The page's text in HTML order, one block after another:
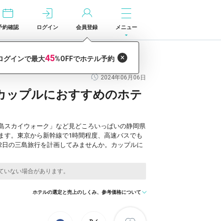
約確認 ログイン 会員登録 メニュー
2024年06月06日
ップルにおすすめのホテ
カイウォーク」など見どころいっぱいの静岡県
。東京から新幹線で1時間程度、高速バスでも
の三島旅行を計画してみませんか。カップルに
ホテルの選定と売上のしくみ、参考価格について